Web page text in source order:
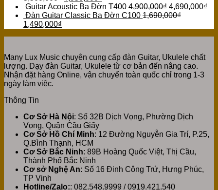
Guitar Acoustic Ba Đờn T400 4,900,000₫ 4,690,000₫
Đàn Guitar Classic Ba Đờn C100 1,690,000₫
1,490,000₫
Many Lux Music chuyên cung cấp đàn Guitar, Ukulele chất
lượng. Dạy đàn Guitar, Ukulele từ cơ bản đến nâng cao.
Nhận đặt hàng Online, vận chuyển toàn quốc chỉ trong 1-3
ngày làm việc.
Thông Tin
Cơ Sở Hà Nội: Số 32B Dịch Vọng, Phường Dịch
Vọng, Quận Cầu Giấy
Cơ Sở Hồ Chí Minh: 12 Đường Nguyễn Gia Trí, P.25,
Q.Bình Thạnh, HCM
Cơ Sở Bắc Ninh: 89B Hoàng Quốc Việt, Thị Cầu,
Thành Phố Bắc Ninh
Cơ sở Nghệ An: Số 16 Đinh Công Trứ, Hưng Phúc,
TP Vinh
Hotline/Zalo:: 082.548.9999 / 0919.421.540